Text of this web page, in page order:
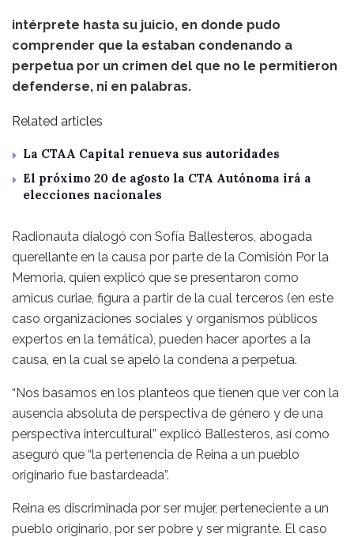
intérprete hasta su juicio, en donde pudo
comprender que la estaban condenando a
perpetua por un crimen del que no le permitieron
defenderse, ni en palabras.
Related articles
La CTAA Capital renueva sus autoridades
El próximo 20 de agosto la CTA Autónoma irá a
elecciones nacionales
Radionauta dialogó con Sofía Ballesteros, abogada
querellante en la causa por parte de la Comisión Por la
Memoria, quien explicó que se presentaron como
amicus curiae, figura a partir de la cual terceros (en este
caso organizaciones sociales y organismos públicos
expertos en la temática), pueden hacer aportes a la
causa, en la cual se apeló la condena a perpetua.
“Nos basamos en los planteos que tienen que ver con la
ausencia absoluta de perspectiva de género y de una
perspectiva intercultural” explicó Ballesteros, así como
aseguró que “la pertenencia de Reina a un pueblo
originario fue bastardeada”.
Reina es discriminada por ser mujer, perteneciente a un
pueblo originario, por ser pobre y ser migrante. El caso